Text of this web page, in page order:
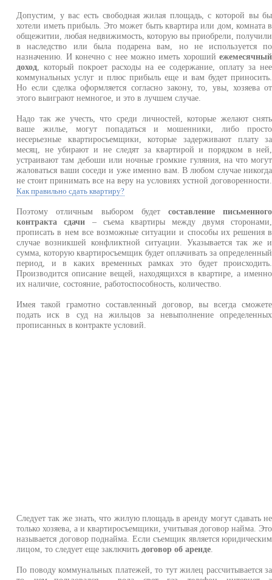
Допустим, у вас есть свободная жилая площадь, с которой вы бы
хотели иметь прибыль. Это может быть квартира или дом, комната в
общежитии, любая недвижимость, которую вы приобрели, получили
в наследство или была подарена вам, но не используется по
назначению. И конечно с нее можно иметь хорошийежемесячный
доход , который покроет расходы на ее содержание, оплату за нее
коммунальных услуг и плюс прибыль еще и вам будет приносить.
Но если сделка оформляется согласно закону, то, увы, хозяева от
этого выиграют немногое, и это в лучшем случае.
Надо так же учесть, что среди личностей, которые желают снять
ваше жилье, могут попадаться и мошенники, либо просто
несерьезные квартиросъемщики, которые задерживают плату за
месяц, не убирают и не следят за квартирой и порядком в ней,
устраивают там дебоши или ночные громкие гуляния, на что могут
жаловаться ваши соседи и уже именно вам. В любом случае никогда
не стоит принимать все на веру на условиях устной договоренности.
Как правильно сдать квартиру?
Поэтому отличным выбором будетсоставление письменного
контракта сдачи – съема квартиры между двумя сторонами,
прописать в нем все возможные ситуации и способы их решения в
случае возникшей конфликтной ситуации. Указывается так же и
сумма, которую квартиросъемщик будет оплачивать за определенный
период, и в каких временных рамках это будет происходить.
Производится описание вещей, находящихся в квартире, а именно
их наличие, состояние, работоспособность, количество.
Имея такой грамотно составленный договор, вы всегда сможете
подать иск в суд на жильцов за невыполнение определенных
прописанных в контракте условий.
Следует так же знать, что жилую площадь в аренду могут сдавать не
только хозяева, а и квартиросъемщики, учитывая договор найма. Это
называется договор поднайма. Если съемщик является юридическим
лицом, то следует еще заключить договор об аренде
По поводу коммунальных платежей, то тут жилец рассчитывается за